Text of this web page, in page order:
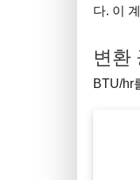
다. 이
변환
BTU/hr